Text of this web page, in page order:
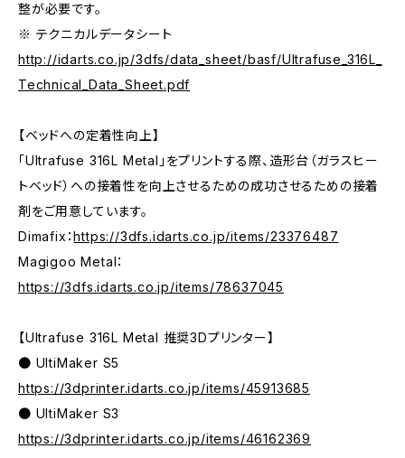
整が必要です。
※ テクニカルデータシート
http://idarts.co.jp/3dfs/data_sheet/basf/Ultrafuse_316L_
Technical_Data_Sheet.pdf
【ベッドへの定着性向上】
「Ultrafuse 316L Metal」をプリントする際、造形台（ガラスヒー
トベッド）への接着性を向上させるための成功させるための接着
剤をご用意しています。
Dimafix：https://3dfs.idarts.co.jp/items/23376487
Magigoo Metal：
https://3dfs.idarts.co.jp/items/78637045
【Ultrafuse 316L Metal 推奨3Dプリンター】
● UltiMaker S5
https://3dprinter.idarts.co.jp/items/45913685
● UltiMaker S3
https://3dprinter.idarts.co.jp/items/46162369